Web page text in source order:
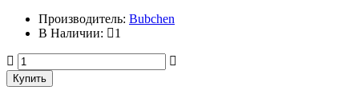
Производитель: Bubchen
В Наличии:
1